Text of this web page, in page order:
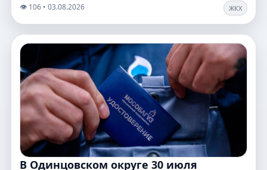
👁️ 106 • 03.08.2026 ЖКХ
В Одинцовском округе 30 июля